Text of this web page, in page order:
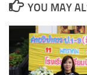
YOU MAY